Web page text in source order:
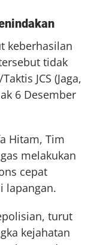
keberhasilan
tidak
JCS (Jaga,
6 Desember
Hitam, Tim
melakukan
cepat
lapangan.
turut
kejahatan